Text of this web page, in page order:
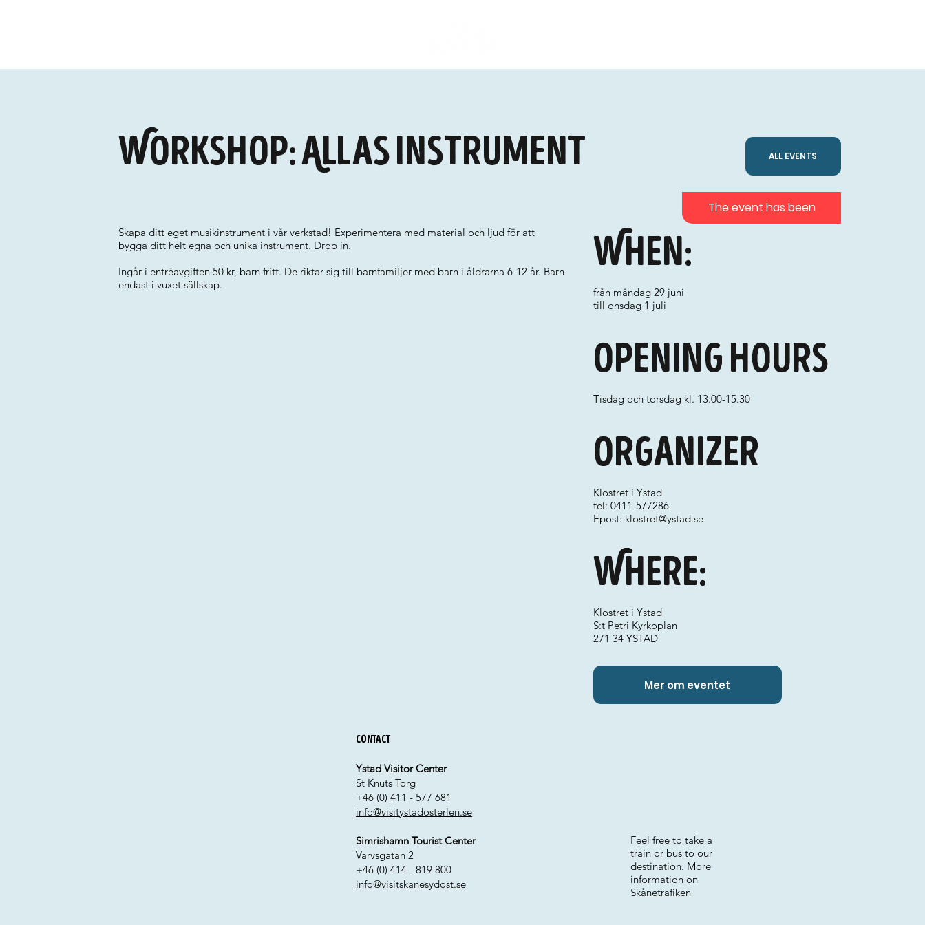
Workshop: Allas instrument ALL EVENTS
Skapa ditt eget musikinstrument i vår verkstad! Experimentera med material och ljud för att
bygga ditt helt egna och unika instrument. Drop in.
Ingår i entréavgiften 50 kr, barn fritt. De riktar sig till barnfamiljer med barn i åldrarna 6-12 år. Barn
endast i vuxet sällskap.
When:
från måndag 29 juni
till onsdag 1 juli
Where:
Organizer
Klostret i Ystad
tel: 0411-577286
Epost: klostret@ystad.se
Klostret i Ystad
S:t Petri Kyrkoplan
271 34 YSTAD
Opening hours
Tisdag och torsdag kl. 13.00-15.30
Mer om eventet
The event has been
Contact
Ystad Visitor Center
St Knuts Torg
+46 (0) 411 - 577 681
info@visitystadosterlen.se
Simrishamn Tourist Center
Varvsgatan 2
+46 (0) 414 - 819 800
info@visitskanesydost.se
Feel free to take a
train or bus to our
destination. More
information on
Skånetrafiken